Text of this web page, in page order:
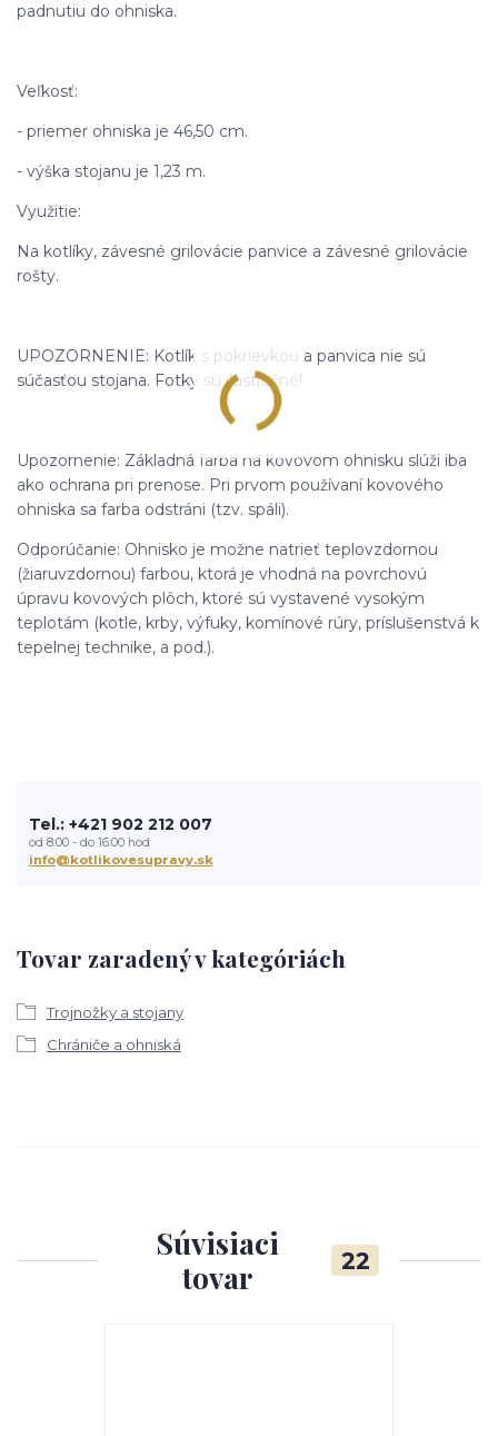
padnutiu do ohniska.
Veľkosť:
- priemer ohniska je 46,50 cm.
- výška stojanu je 1,23 m.
Využitie:
Na kotlíky, závesné grilovácie panvice a závesné grilovácie
rošty.
UPOZORNENIE: Kotlík s pokrievkou a panvica nie sú
súčasťou stojana. Fotky sú ilustračné!
Upozornenie: Základná farba na kovovom ohnisku slúži iba
ako ochrana pri prenose. Pri prvom používaní kovového
ohniska sa farba odstráni (tzv. spáli).
Odporúčanie: Ohnisko je možne natrieť teplovzdornou
(žiaruvzdornou) farbou, ktorá je vhodná na povrchovú
úpravu kovových plôch, ktoré sú vystavené vysokým
teplotám (kotle, krby, výfuky, komínové rúry, príslušenstvá k
tepelnej technike, a pod.).
Tovar zaradený v kategóriách
Trojnožky a stojany
Chrániče a ohniská
Tel.: +421 902 212 007
od 8:00 - do 16:00 hod
info@kotlikovesupravy.sk
Súvisiaci
tovar
22